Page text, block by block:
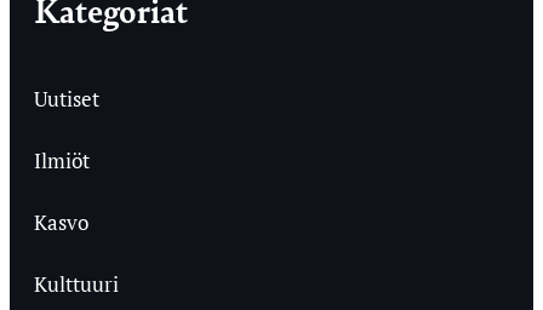
Uutiset
Ilmiöt
Kasvo
Kulttuuri